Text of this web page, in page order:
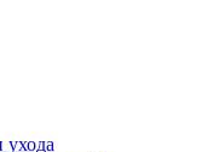
ухода